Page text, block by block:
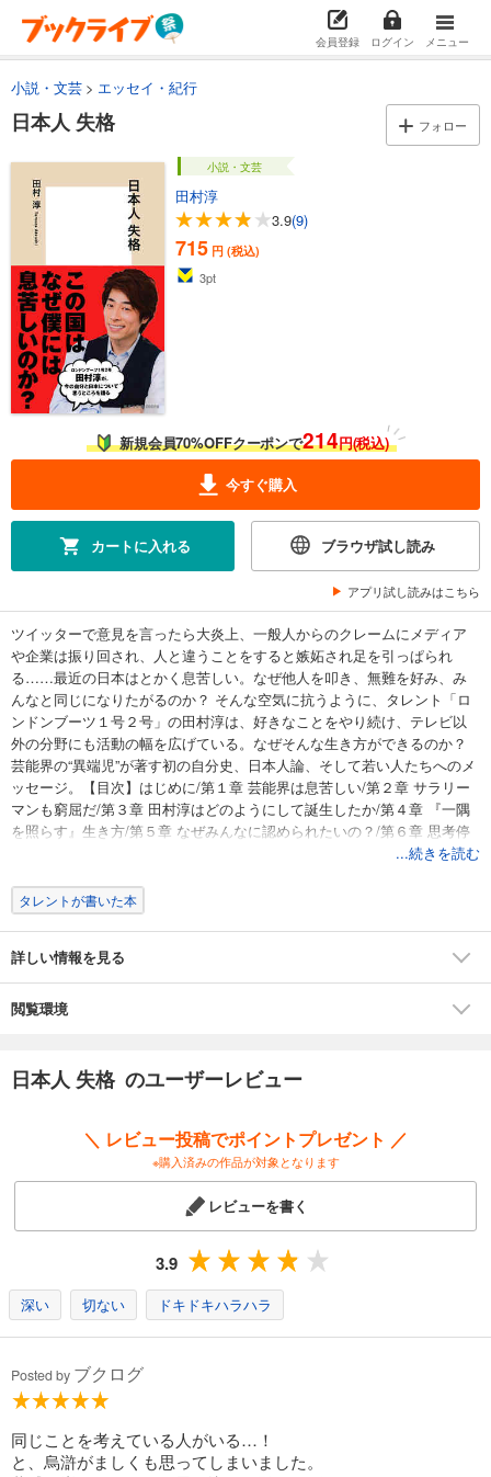
会員登録 ログイン メニュー
小説・文芸 エッセイ・紀行
日本人 失格 フォロー
小説・文芸
田村淳
3.9(9)
715 円 (税込)
3pt
新規会員70%OFFクーポンで214円(税込)
今すぐ購入
カートに入れる ブラウザ試し読み
アプリ試し読みはこちら
ツイッターで意見を言ったら大炎上、一般人からのクレームにメディア
や企業は振り回され、人と違うことをすると嫉妬され足を引っぱられ
る……最近の日本はとかく息苦しい。なぜ他人を叩き、無難を好み、み
んなと同じになりたがるのか？ そんな空気に抗うように、タレント「ロ
ンドンブーツ１号２号」の田村淳は、好きなことをやり続け、テレビ以
外の分野にも活動の幅を広げている。なぜそんな生き方ができるのか？
芸能界の“異端児”が著す初の自分史、日本人論、そして若い人たちへのメ
ッセージ。【目次】はじめに/第１章 芸能界は息苦しい/第２章 サラリー
マンも窮屈だ/第３章 田村淳はどのようにして誕生したか/第４章 『一隅
を照らす』生き方/第５章 なぜみんなに認められたいの？/第６章 思考停
...続きを読む
タレントが書いた本
詳しい情報を見る
閲覧環境
日本人 失格 のユーザーレビュー
＼ レビュー投稿でポイントプレゼント ／
※購入済みの作品が対象となります
レビューを書く
3.9
深い 切ない ドキドキハラハラ
Posted by ブクログ
同じことを考えている人がいる…！
と、烏滸がましくも思ってしまいました。